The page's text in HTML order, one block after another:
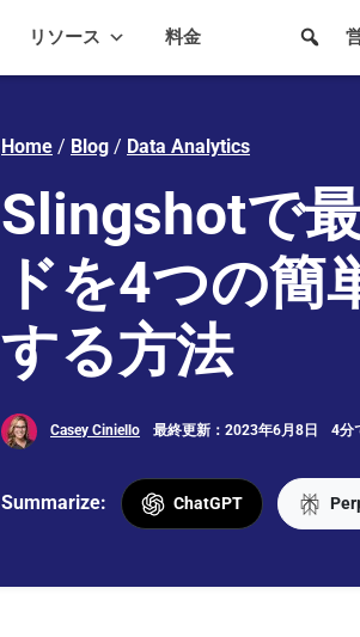
リソース 料金
Home / Blog / Data Analytics
Slingshotで
ドを4つの簡
する方法
Casey Ciniello 最終更新：2023年6月8日 4分
Summarize: ChatGPT